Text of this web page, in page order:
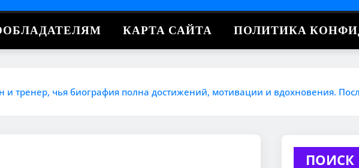
КАРТА САЙТА ПОЛИТИКА
и тренер, чья биография полна достижений, мотивации и вдохновения.
ПОИСК